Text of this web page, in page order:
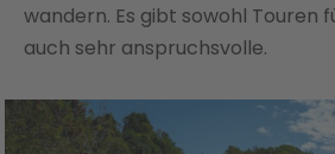
wandern. Es gibt sowohl Touren
auch sehr anspruchsvolle.